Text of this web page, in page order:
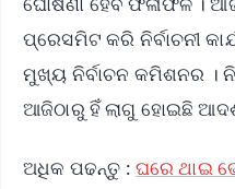
ପ୍ରେସମିଟ କରି ନିର୍ବାଚନୀ
ମୁଖ୍ୟ ନିର୍ବାଚନ କମିଶନର ।
ଆଜିଠାରୁ ହିଁ ଲାଗୁ ହୋଇଛି
ଅଧିକ ପଢନ୍ତୁ : ଘରେ ଥାଇ